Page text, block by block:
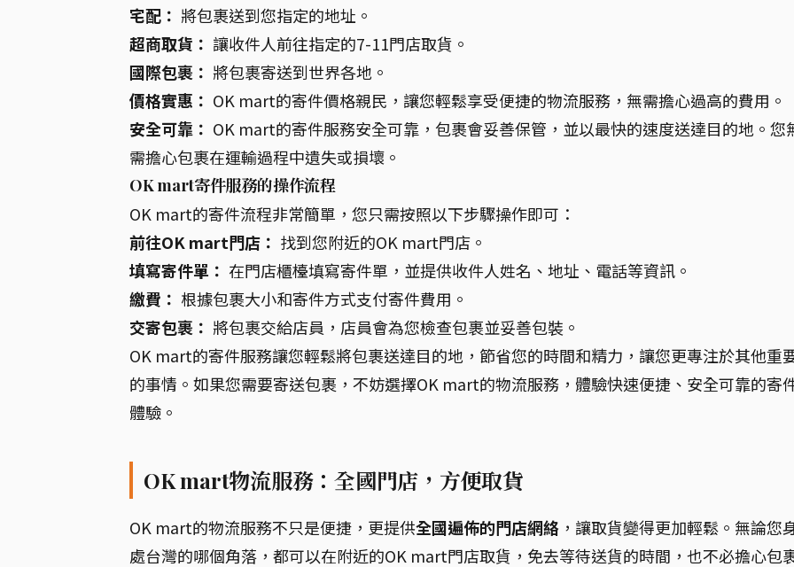
宅配： 將包裹送到您指定的地址。
超商取貨： 讓收件人前往指定的7-11門店取貨。
國際包裹： 將包裹寄送到世界各地。
價格實惠： OK mart的寄件價格親民，讓您輕鬆享受便捷的物流服務，無需擔心過高的費用。
安全可靠： OK mart的寄件服務安全可靠，包裹會妥善保管，並以最快的速度送達目的地。您
需擔心包裹在運輸過程中遺失或損壞。
OK mart寄件服務的操作流程
OK mart的寄件流程非常簡單，您只需按照以下步驟操作即可：
前往OK mart門店： 找到您附近的OK mart門店。
填寫寄件單： 在門店櫃檯填寫寄件單，並提供收件人姓名、地址、電話等資訊。
繳費： 根據包裹大小和寄件方式支付寄件費用。
交寄包裹： 將包裹交給店員，店員會為您檢查包裹並妥善包裝。
OK mart的寄件服務讓您輕鬆將包裹送達目的地，節省您的時間和精力，讓您更專注於其他重
的事情。如果您需要寄送包裹，不妨選擇OK mart的物流服務，體驗快速便捷、安全可靠的寄
體驗。
OK mart物流服務：全國門店，方便取貨
OK mart的物流服務不只是便捷，更提供全國遍佈的門店網絡 ，讓取貨變得更加輕鬆。無論您
處台灣的哪個角落，都可以在附近的OK mart門店取貨，免去等待送貨的時間，也不必擔心包